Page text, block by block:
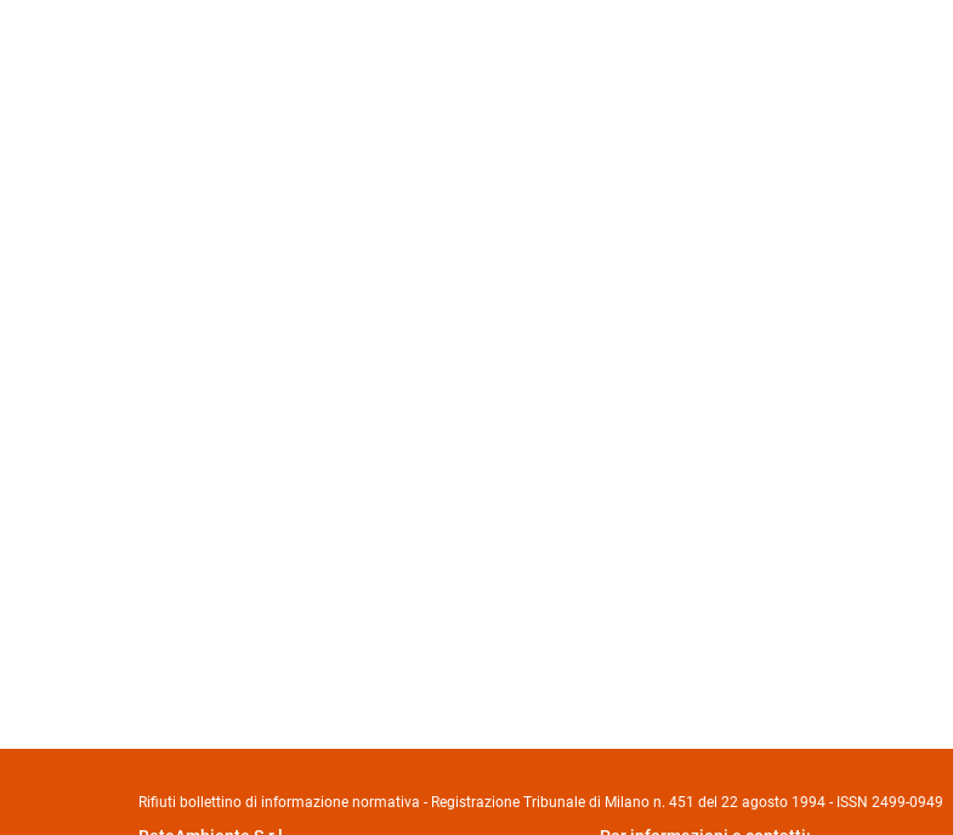
Rifiuti bollettino di informazione normativa - Registrazione Tribunale di Milano n. 451 del 22 agosto 1994 - ISSN 2499-0949